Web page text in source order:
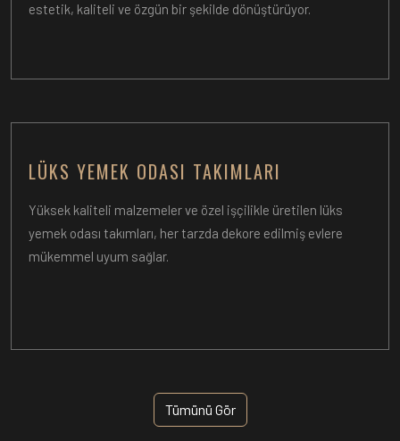
estetik, kaliteli ve özgün bir şekilde dönüştürüyor.
LÜKS YEMEK ODASI TAKIMLARI
Yüksek kaliteli malzemeler ve özel işçilikle üretilen lüks
yemek odası takımları, her tarzda dekore edilmiş evlere
mükemmel uyum sağlar.
Tümünü Gör